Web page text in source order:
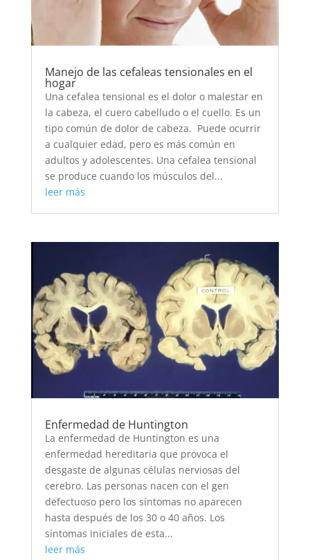
Manejo de las cefaleas tensionales en el
hogar
Una cefalea tensional es el dolor o malestar en
la cabeza, el cuero cabelludo o el cuello. Es un
tipo común de dolor de cabeza. Puede ocurrir
a cualquier edad, pero es más común en
adultos y adolescentes. Una cefalea tensional
se produce cuando los músculos del...
leer más
Enfermedad de Huntington
La enfermedad de Huntington es una
enfermedad hereditaria que provoca el
desgaste de algunas células nerviosas del
cerebro. Las personas nacen con el gen
defectuoso pero los síntomas no aparecen
hasta después de los 30 o 40 años. Los
síntomas iniciales de esta...
leer más